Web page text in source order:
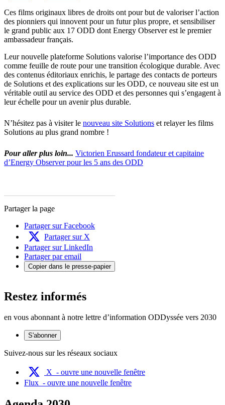
Ces films originaux libres de droits ont pour but de valoriser l’action
des pionniers qui innovent pour un futur plus propre, et sensibiliser
le grand public aux 17 ODD dont Energy Observer est le premier
ambassadeur français.
Leur nouvelle plateforme Solutions valorise l’importance des ODD
comme feuille de route pour une transition écologique durable. Avec
des contenus éditoriaux enrichis, le partage des contacts de porteurs
de Solutions et des explications sur les ODD, ce nouveau site est un
véritable outil au service des ODD et des personnes qui s’engagent à
leur échelle pour un avenir plus durable.
N’hésitez pas à visiter le nouveau site Solutions et relayer les films
Solutions au plus grand nombre !
Pour aller plus loin... Victorien Erussard fondateur et capitaine
d’Energy Observer pour les 5 ans des ODD
Partager la page
Partager sur Facebook
Partager sur X
Partager sur LinkedIn
Partager par email
Copier dans le presse-papier
Restez informés
en vous abonnant à notre lettre d’information ODDyssée vers 2030
S'abonner
Suivez-nous sur les réseaux sociaux
X - ouvre une nouvelle fenêtre
Flux - ouvre une nouvelle fenêtre